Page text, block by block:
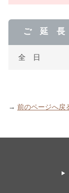
ご 延 長
全 日
→ 前のページへ戻